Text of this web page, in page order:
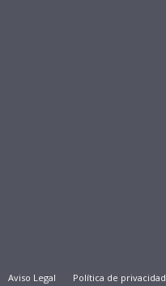
Aviso Legal Política de privacidad